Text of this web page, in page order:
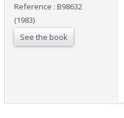
Reference : B98632
(1983)
See the book